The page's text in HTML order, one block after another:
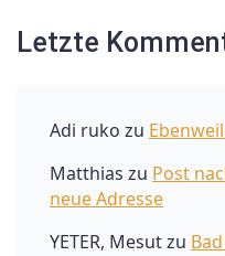
Letzte
Adi ruko zu
Matthias zu Post
neue Adresse
YETER, Mesutzu